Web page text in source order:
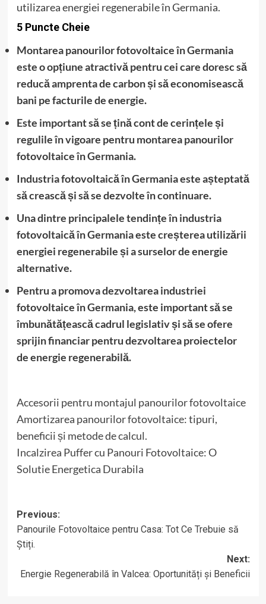
utilizarea energiei regenerabile în Germania.
5 Puncte Cheie
Montarea panourilor fotovoltaice în Germania
este o opțiune atractivă pentru cei care doresc să
reducă amprenta de carbon și să economisească
bani pe facturile de energie.
Este important să se țină cont de cerințele și
regulile în vigoare pentru montarea panourilor
fotovoltaice în Germania.
Industria fotovoltaică în Germania este așteptată
să crească și să se dezvolte în continuare.
Una dintre principalele tendințe în industria
fotovoltaică în Germania este creșterea utilizării
energiei regenerabile și a surselor de energie
alternative.
Pentru a promova dezvoltarea industriei
fotovoltaice în Germania, este important să se
îmbunătățească cadrul legislativ și să se ofere
sprijin financiar pentru dezvoltarea proiectelor
de energie regenerabilă.
Accesorii pentru montajul panourilor fotovoltaice
Amortizarea panourilor fotovoltaice: tipuri,
beneficii și metode de calcul.
Incalzirea Puffer cu Panouri Fotovoltaice: O
Solutie Energetica Durabila
Post
navigation
Previous:
Panourile Fotovoltaice pentru Casa: Tot Ce Trebuie să
Știți.
Next:
Energie Regenerabilă în Valcea: Oportunități și Beneficii